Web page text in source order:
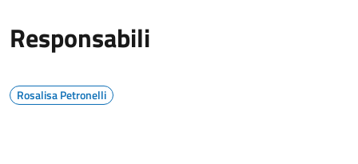
Responsabili
Rosalisa Petronelli